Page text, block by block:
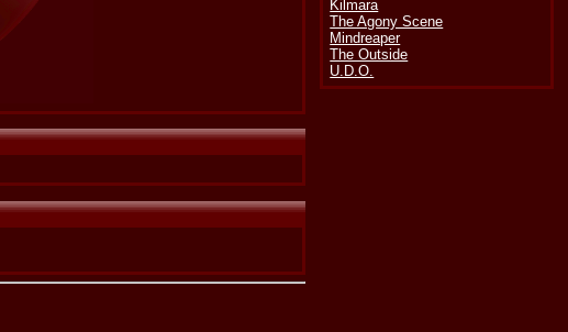
Kilmara
The Agony Scene
Mindreaper
The Outside
U.D.O.